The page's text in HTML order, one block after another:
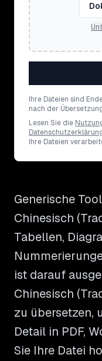
Ihre Dateien sind
nach der
Lesen Sie die
Ihre Dateien
Generische
Chinesisch
Tabellen,
ist darauf
Chinesisch
zu übersetzen,
Detail in PDF,
Sie Ihre Datei